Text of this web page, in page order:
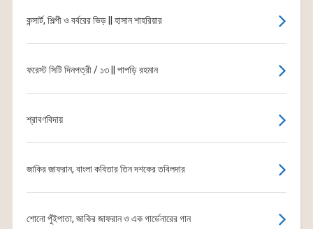
কন্সার্ট, শিল্পী ও বর্বরের ভিড় || হাসান শাহরিয়ার
ফরেস্ট সিটি দিনপত্রী / ১৩ || পাপড়ি রহমান
শ্রাবণবিদায়
জাকির জাফরান, বাংলা কবিতার তিন দশকের তবিলদার
শোনো পুঁইপাতা, জাকির জাফরান ও এক গার্ডেনারের গান